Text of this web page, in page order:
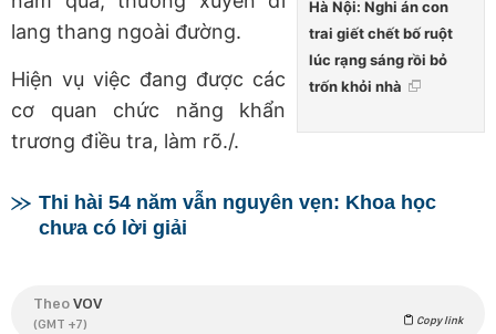
Hà Nội: Nghi án con
trai giết chết bố ruột
lúc rạng sáng rồi bỏ
trốn khỏi nhà
lang thang ngoài đường.
Hiện vụ việc đang được các
cơ quan chức năng khẩn
trương điều tra, làm rõ./.
Thi hài 54 năm vẫn nguyên vẹn: Khoa học
chưa có lời giải
TheoVOV
(GMT +7) Copy link